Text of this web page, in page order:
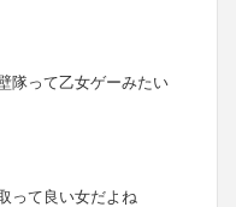
隊って乙女ゲーみたい
って良い女だよね